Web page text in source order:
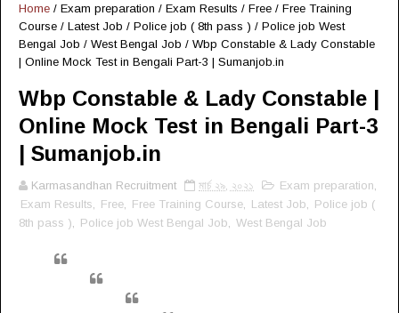
Home / Exam preparation / Exam Results / Free / Free Training
Course / Latest Job / Police job ( 8th pass ) / Police job West
Bengal Job / West Bengal Job / Wbp Constable & Lady Constable
| Online Mock Test in Bengali Part-3 | Sumanjob.in
Wbp Constable & Lady Constable |
Online Mock Test in Bengali Part-3
| Sumanjob.in
Karmasandhan Recruitment মার্চ ২৯, ২০২১ Exam preparation
Exam Results
Free Free Training Course Latest Job
Police job (
8th pass )
Police job West Bengal Job West Bengal Job